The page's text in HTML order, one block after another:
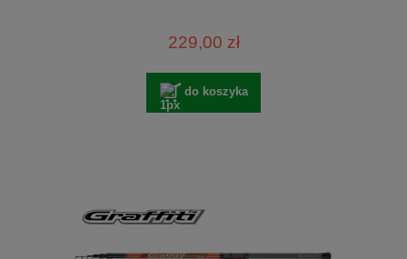
229,00 zł
do koszyka